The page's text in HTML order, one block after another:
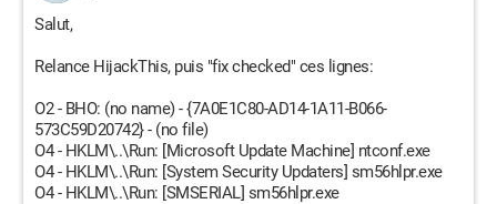
Salut,
Relance HijackThis, puis "fix checked" ces lignes:
O2 - BHO: (no name) - {7A0E1C80-AD14-1A11-B066-
573C59D20742} - (no file)
O4 - HKLM\..\Run: [Microsoft Update Machine] ntconf.exe
O4 - HKLM\..\Run: [System Security Updaters] sm56hlpr.exe
O4 - HKLM\..\Run: [SMSERIAL] sm56hlpr.exe